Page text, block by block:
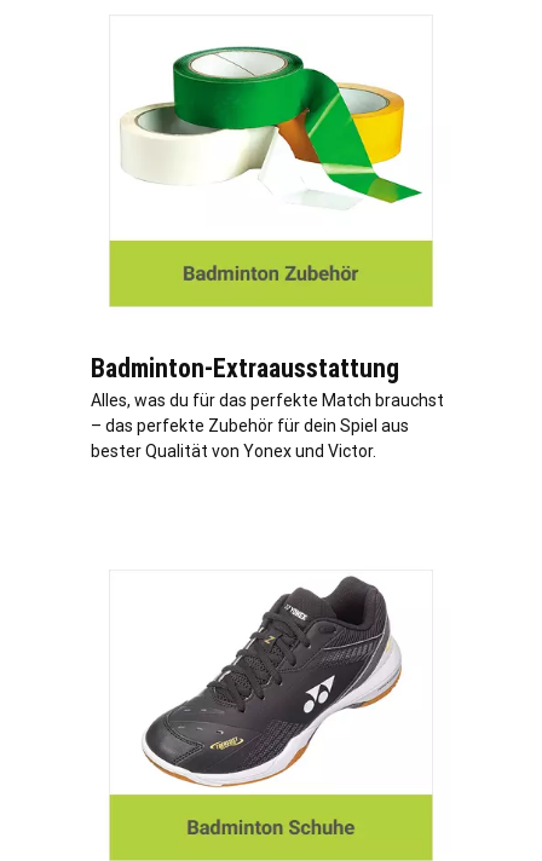
Badminton-Extraausstattung
Alles, was du für das perfekte Match brauchst
– das perfekte Zubehör für dein Spiel aus
bester Qualität von Yonex und Victor.